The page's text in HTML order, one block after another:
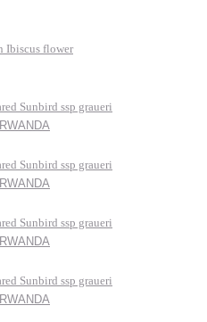
Ibiscus flower
Sunbird ssp graueri
Sunbird ssp graueri
Sunbird ssp graueri
Sunbird ssp graueri